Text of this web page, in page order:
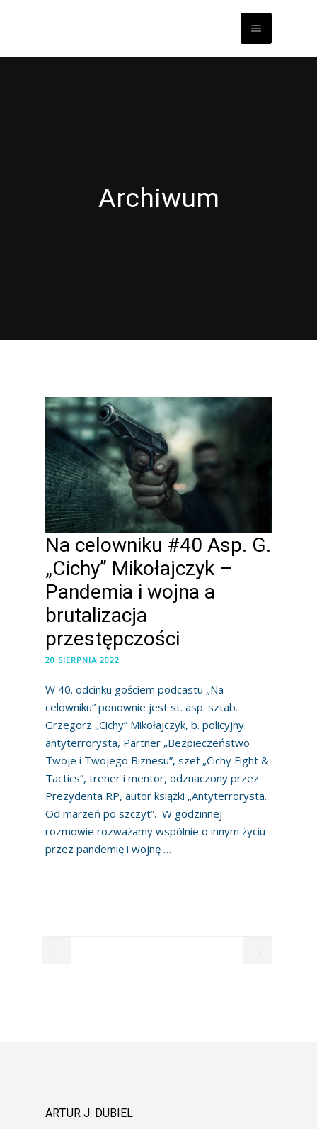
Archiwum
Na celowniku #40 Asp. G.
„Cichy” Mikołajczyk –
Pandemia i wojna a
brutalizacja
przestępczości
20 SIERPNIA 2022
W 40. odcinku gościem podcastu „Na
celowniku” ponownie jest st. asp. sztab.
Grzegorz „Cichy” Mikołajczyk, b. policyjny
antyterrorysta, Partner „Bezpieczeństwo
Twoje i Twojego Biznesu”, szef „Cichy Fight &
Tactics”, trener i mentor, odznaczony przez
Prezydenta RP, autor książki „Antyterrorysta.
Od marzeń po szczyt”. W godzinnej
rozmowie rozważamy wspólnie o innym życiu
przez pandemię i wojnę …
← →
ARTUR J. DUBIEL